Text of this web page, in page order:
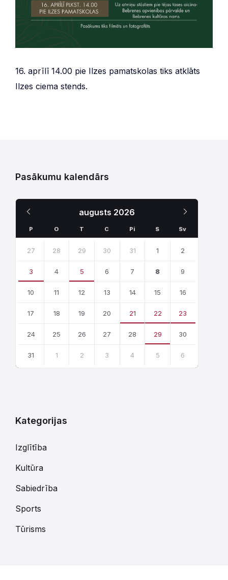
16. aprīlī 14.00 pie Ilzes pamatskolas tiks atklāts
Ilzes ciema stends.
Pasākumu kalendārs
augusts 2026
Mēnesis
P O T C Pi S Sv
calendar
27 28 29 30 31 1 2
3 4 5 6 7 8 9
10 11 12 13 14 15 16
17 18 19 20 21 22 23
24 25 26 27 28 29 30
31 1 2 3 4 5 6
Kategorijas
Izglītība
Kultūra
Sabiedrība
Sports
Tūrisms